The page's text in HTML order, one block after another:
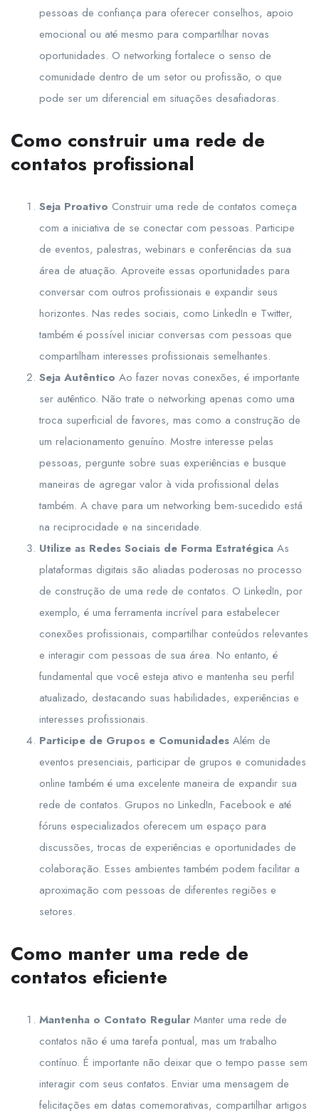
pessoas de confiança para oferecer conselhos, apoio
emocional ou até mesmo para compartilhar novas
oportunidades. O networking fortalece o senso de
comunidade dentro de um setor ou profissão, o que
pode ser um diferencial em situações desafiadoras.
Como construir uma rede de
contatos profissional
Seja Proativo Construir uma rede de contatos começa
com a iniciativa de se conectar com pessoas. Participe
de eventos, palestras, webinars e conferências da sua
área de atuação. Aproveite essas oportunidades para
conversar com outros profissionais e expandir seus
horizontes. Nas redes sociais, como LinkedIn e Twitter,
também é possível iniciar conversas com pessoas que
compartilham interesses profissionais semelhantes.
Seja Autêntico Ao fazer novas conexões, é importante
ser autêntico. Não trate o networking apenas como uma
troca superficial de favores, mas como a construção de
um relacionamento genuíno. Mostre interesse pelas
pessoas, pergunte sobre suas experiências e busque
maneiras de agregar valor à vida profissional delas
também. A chave para um networking bem-sucedido está
na reciprocidade e na sinceridade.
Utilize as Redes Sociais de Forma Estratégica As
plataformas digitais são aliadas poderosas no processo
de construção de uma rede de contatos. O LinkedIn, por
exemplo, é uma ferramenta incrível para estabelecer
conexões profissionais, compartilhar conteúdos relevantes
e interagir com pessoas de sua área. No entanto, é
fundamental que você esteja ativo e mantenha seu perfil
atualizado, destacando suas habilidades, experiências e
interesses profissionais.
Participe de Grupos e Comunidades Além de
eventos presenciais, participar de grupos e comunidades
online também é uma excelente maneira de expandir sua
rede de contatos. Grupos no LinkedIn, Facebook e até
fóruns especializados oferecem um espaço para
discussões, trocas de experiências e oportunidades de
colaboração. Esses ambientes também podem facilitar a
aproximação com pessoas de diferentes regiões e
setores.
Como manter uma rede de
contatos eficiente
Mantenha o Contato Regular Manter uma rede de
contatos não é uma tarefa pontual, mas um trabalho
contínuo. É importante não deixar que o tempo passe sem
interagir com seus contatos. Enviar uma mensagem de
felicitações em datas comemorativas, compartilhar artigos